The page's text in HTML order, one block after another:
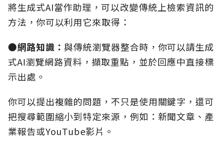
將生成式AI當作助理，可以改變傳統上檢索資訊的
方法，你可以利用它來取得：
●網路知識：與傳統瀏覽器整合時，你可以請生成
式AI瀏覽網路資料，擷取重點，並於回應中直接標
示出處。
你可以提出複雜的問題，不只是使用關鍵字，還可
把搜尋範圍縮小到特定來源，例如：新聞文章、產
業報告或YouTube影片。